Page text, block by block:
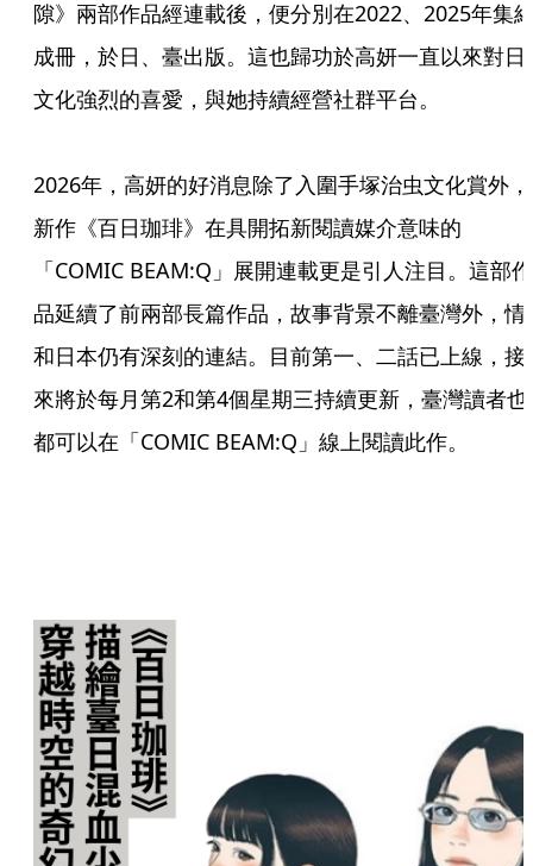
隙》兩部作品經連載後，便分別在2022、2025年集
成冊，於日、臺出版。這也歸功於高妍一直以來對日
文化強烈的喜愛，與她持續經營社群平台。
2026年，高妍的好消息除了入圍手塚治虫文化賞外，
新作《百日珈琲》在具開拓新閱讀媒介意味的
「COMIC BEAM:Q」展開連載更是引人注目。這部作
品延續了前兩部長篇作品，故事背景不離臺灣外，情
和日本仍有深刻的連結。目前第一、二話已上線，接
來將於每月第2和第4個星期三持續更新，臺灣讀者也
都可以在「COMIC BEAM:Q」線上閱讀此作。